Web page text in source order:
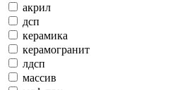
акрил
дсп
керамика
керамогранит
лдсп
массив